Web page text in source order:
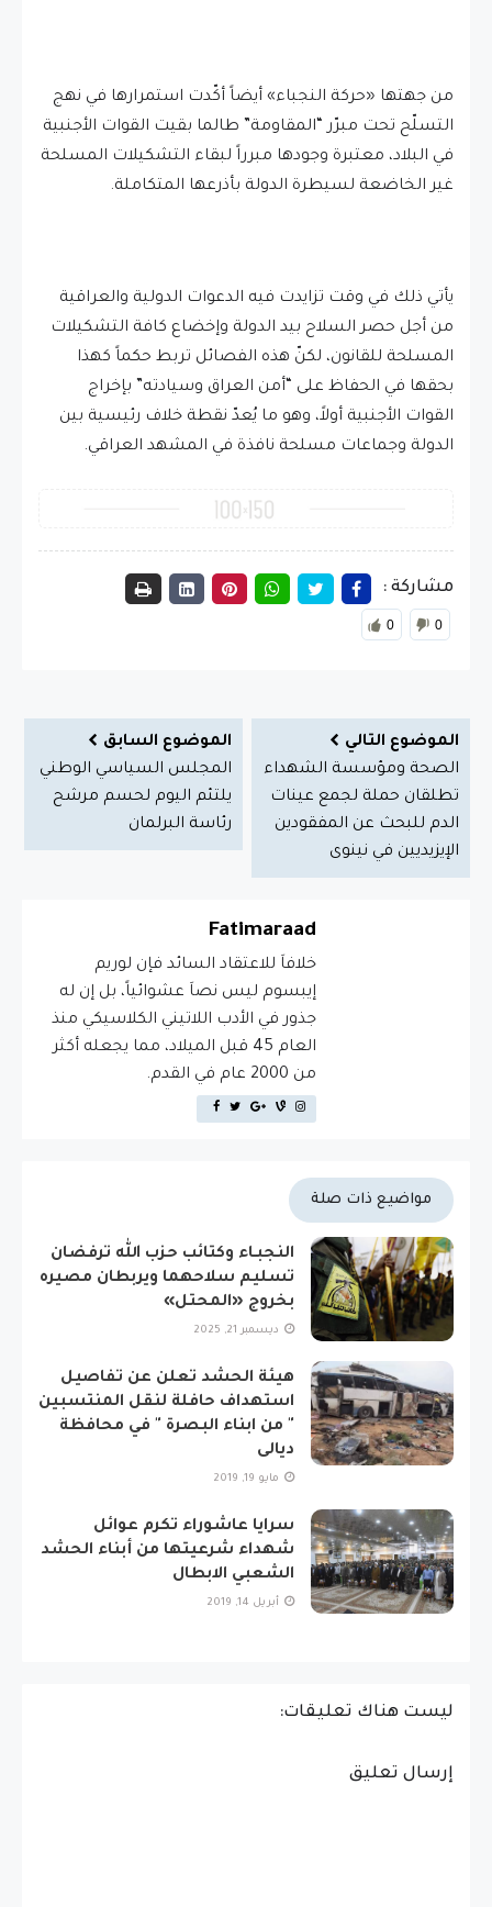
من جهتها «حركة النجباء» أيضاً أكّدت استمرارها في نهج
التسلّح تحت مبرّر “المقاومة” طالما بقيت القوات الأجنبية
في البلاد، معتبرة وجودها مبرراً لبقاء التشكيلات المسلحة
غير الخاضعة لسيطرة الدولة بأذرعها المتكاملة.
يأتي ذلك في وقت تزايدت فيه الدعوات الدولية والعراقية
من أجل حصر السلاح بيد الدولة وإخضاع كافة التشكيلات
المسلحة للقانون، لكنّ هذه الفصائل تربط حكماً كهذا
بحقها في الحفاظ على “أمن العراق وسيادته” بإخراج
القوات الأجنبية أولاً، وهو ما يُعدّ نقطة خلاف رئيسية بين
الدولة وجماعات مسلحة نافذة في المشهد العراقي.
مشاركة :
0 0
الموضوع التالي
الصحة ومؤسسة الشهداء
تطلقان حملة لجمع عينات
الدم للبحث عن المفقودين
الإيزيديين في نينوى
الموضوع السابق
المجلس السياسي الوطني
يلتئم اليوم لحسم مرشح
رئاسة البرلمان
Fatimaraad
خلافاَ للاعتقاد السائد فإن لوريم
إيبسوم ليس نصاَ عشوائياً، بل إن له
جذور في الأدب اللاتيني الكلاسيكي منذ
العام 45 قبل الميلاد، مما يجعله أكثر
من 2000 عام في القدم.
مواضيع ذات صلة
النجبـاء وكتائب حزب الله ترفضان
تسليم سلاحهما ويربطان مصيره
بخروج «المحتل»
ديسمبر 21, 2025
هيئة الحشد تعلن عن تفاصيل
استهداف حافلة لنقل المنتسبين
" من ابناء البصرة " في محافظة
ديالى
مايو 19, 2019
سرايا عاشوراء تكرم عوائل
شهداء شرعيتها من أبناء الحشد
الشعبي الابطال
أبريل 14, 2019
ليست هناك تعليقات:
إرسال تعليق